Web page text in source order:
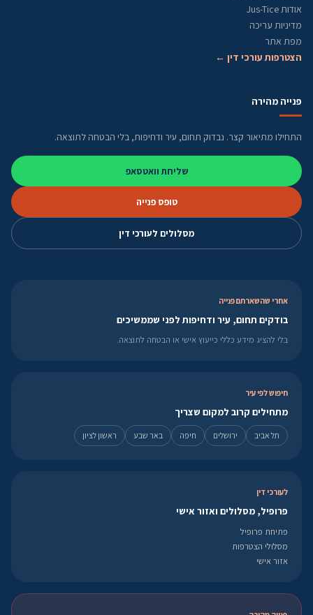
אודות Jus-Tice
מדיניות עריכה
מפת אתר
הצטרפות עורכי דין ←
פנייה מהירה
התחילו מתיאור קצר. נבדוק תחום, עיר ודחיפות, בלי הבטחה לתוצאה.
שליחת וואטסאפ
טופס פנייה
מסלולים לעורכי דין
אחרי שהשארתם פנייה
בודקים תחום, עיר ודחיפות לפני שממשיכים
בלי להציג מידע כללי כייעוץ אישי או הבטחה לתוצאה.
חיפוש לפי עיר
מתחילים קרוב למקום שצריך
תל אביב ירושלים חיפה באר שבע ראשון לציון
לעורכי דין
פרופיל, מסלולים ואזור אישי
פתיחת פרופיל
מסלולי הצטרפות
אזור אישי